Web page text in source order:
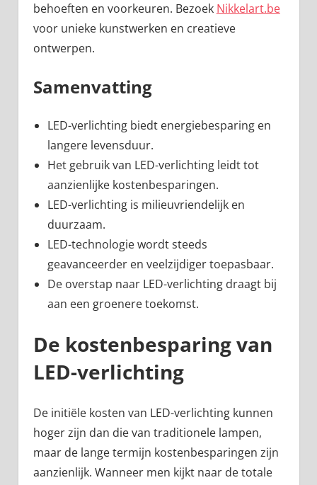
behoeften en voorkeuren. Bezoek Nikkelart.be
voor unieke kunstwerken en creatieve
ontwerpen.
Samenvatting
LED-verlichting biedt energiebesparing en
langere levensduur.
Het gebruik van LED-verlichting leidt tot
aanzienlijke kostenbesparingen.
LED-verlichting is milieuvriendelijk en
duurzaam.
LED-technologie wordt steeds
geavanceerder en veelzijdiger toepasbaar.
De overstap naar LED-verlichting draagt bij
aan een groenere toekomst.
De kostenbesparing van
LED-verlichting
De initiële kosten van LED-verlichting kunnen
hoger zijn dan die van traditionele lampen,
maar de lange termijn kostenbesparingen zijn
aanzienlijk. Wanneer men kijkt naar de totale